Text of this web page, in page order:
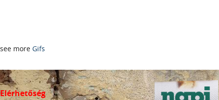
see more Gifs
Elérhetőség